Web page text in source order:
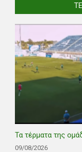
Τα τέρματα της
09/08/2026